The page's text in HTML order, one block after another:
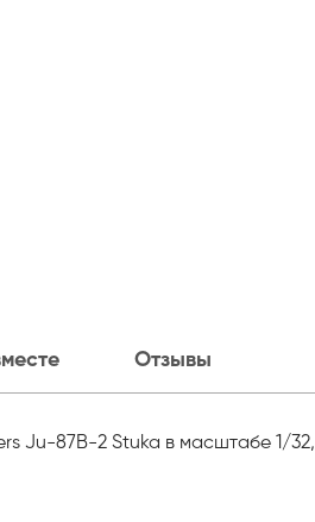
Отзывы
Ju-87B-2 Stuka в масштабе 1/32,